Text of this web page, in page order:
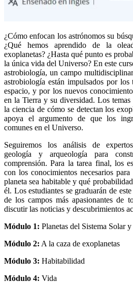
¿Cómo enfocan los astrónomos su
¿Qué hemos aprendido de la
exoplanetas? ¿Hasta qué punto es
la única vida del Universo? En este
astrobiología, un campo
astrobiología están impulsados por
espacio, y por los nuevos
en la Tierra y su diversidad. Los temas
la ciencia de cómo se detectan los
apoya el argumento de que los
comunes en el Universo.
Seguiremos los análisis de
geología y arqueología para
comprensión. Para la tarea final, los
con los conocimientos necesarios
planeta sea habitable y qué
él. Los estudiantes se graduarán de
de los campos más apasionantes de
discutir las noticias y descubrimientos
Módulo 1: Planetas del Sistema Solar y
Módulo 2: A la caza de exoplanetas
Módulo 3: Habitabilidad
Módulo 4: Vida